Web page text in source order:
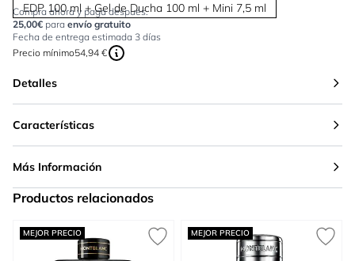
EDP 100 ml + Gel de Ducha 100 ml + Mini 7,5 ml
Compra ahora y paga después.
25,00€ para envío gratuito
Fecha de entrega estimada 3 días
Precio mínimo54,94 €
Detalles
Características
Más Información
Productos relacionados
Press to skip carousel
MEJOR PRECIO MEJOR PRECIO